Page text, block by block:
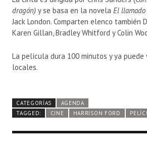
dragón) y se basa en la novela El
Jack London. Comparten elenco también
Karen Gillan, Bradley Whitford y Colin
La película dura 100 minutos y ya puede
locales.
CATEGORÍAS
AGENDA
TAGGED:
CINE HARRISON FORD